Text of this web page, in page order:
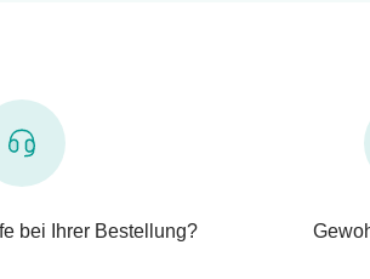
bei Ihrer Bestellung?